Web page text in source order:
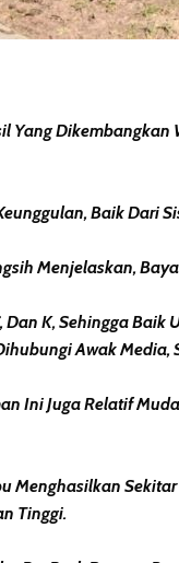
Yang
Baik Dari
Menjelaskan,
Dan K, Sehingga
Awak
Ini Juga Relatif
Menghasilkan
Tinggi.